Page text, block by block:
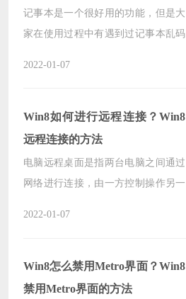
了解看看吧。
记事本是一个很好用的功能，但是大
家在使用过程中有遇到过记事本乱码
2022-01-07
Win8如何进行远程连接？Win8
远程连接的方法
电脑远程桌面是指两台电脑之间通过
网络进行连接，由一方控制操作另一
看看如何操作的吧。
2022-01-07
Win8怎么禁用Metro界面？Win8
禁用Metro界面的方法